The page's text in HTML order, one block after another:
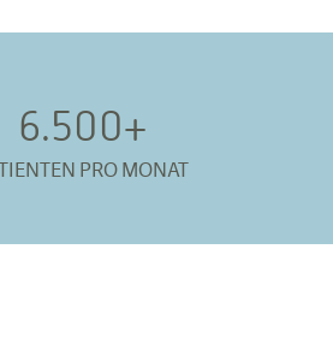
6.500+
PRO MONAT